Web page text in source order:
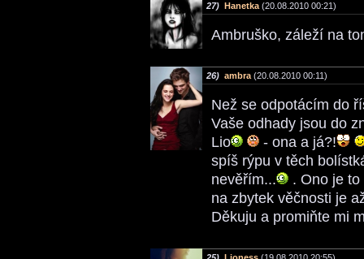
27) Hanetka (20.08.2010 00:21)
Ambruško, záleží na
26) ambra (20.08.2010 00:11)
Než se odpotácím do
Vaše odhady jsou do
Lio
- ona a já?!
spíš rýpu v těch
nevěřím...
. Ono je
na zbytek věčnosti je
Děkuju a promiňte mi